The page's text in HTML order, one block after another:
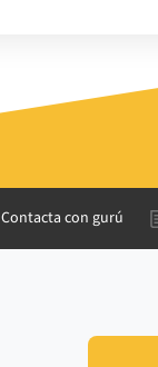
Contacta con gurú